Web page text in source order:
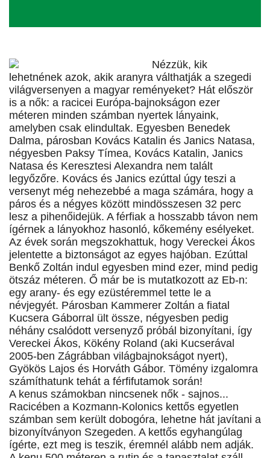
Nézzük, kik
lehetnének azok, akik aranyra válthatják a szegedi
világversenyen a magyar reményeket? Hát először
is a nők: a racicei Európa-bajnokságon ezer
méteren minden számban nyertek lányaink,
amelyben csak elindultak. Egyesben Benedek
Dalma, párosban Kovács Katalin és Janics Natasa,
négyesben Paksy Tímea, Kovács Katalin, Janics
Natasa és Keresztesi Alexandra nem talált
legyőzőre. Kovács és Janics ezúttal úgy teszi a
versenyt még nehezebbé a maga számára, hogy a
páros és a négyes között mindösszesen 32 perc
lesz a pihenőidejük. A férfiak a hosszabb távon nem
ígérnek a lányokhoz hasonló, kőkemény esélyeket.
Az évek során megszokhattuk, hogy Vereckei Ákos
jelentette a biztonságot az egyes hajóban. Ezúttal
Benkő Zoltán indul egyesben mind ezer, mind pedig
ötszáz méteren. Ő már be is mutatkozott az Eb-n:
egy arany- és egy ezüstéremmel tette le a
névjegyét. Párosban Kammerer Zoltán a fiatal
Kucsera Gáborral ült össze, négyesben pedig
néhány csalódott versenyző próbál bizonyítani, így
Vereckei Ákos, Kökény Roland (aki Kucserával
2005-ben Zágrábban világbajnokságot nyert),
Gyökös Lajos és Horváth Gábor. Tömény izgalomra
számíthatunk tehát a férfifutamok során!
A kenus számokban nincsenek nők - sajnos...
Racicében a Kozmann-Kolonics kettős egyetlen
számban sem került dobogóra, lehetne hát javítani a
bizonyítványon Szegeden. A kettős egyhangúlag
ígérte, ezt meg is teszik, éremnél alább nem adják.